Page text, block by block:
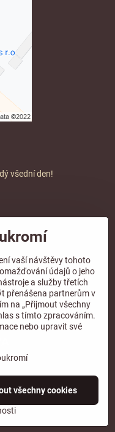
všední den!
Zásady ochrany soukromí
vaší návštěvy tohoto
údajů o jeho
a služby třetích
přenášena partnerům v
na „Přijmout všechny
s tímto zpracováním.
nebo upravit své
všechny cookies